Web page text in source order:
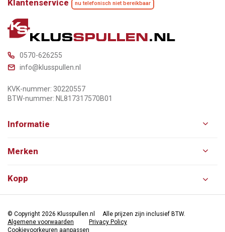
Klantenservice nu telefonisch niet bereikbaar
0570-626255
info@klusspullen.nl
KVK-nummer: 30220557
BTW-nummer: NL817317570B01
Informatie
Merken
Kopp
© Copyright 2026 Klusspullen.nl
Alle prijzen zijn inclusief BTW.
Algemene voorwaarden
Privacy Policy
Cookievoorkeuren aanpassen